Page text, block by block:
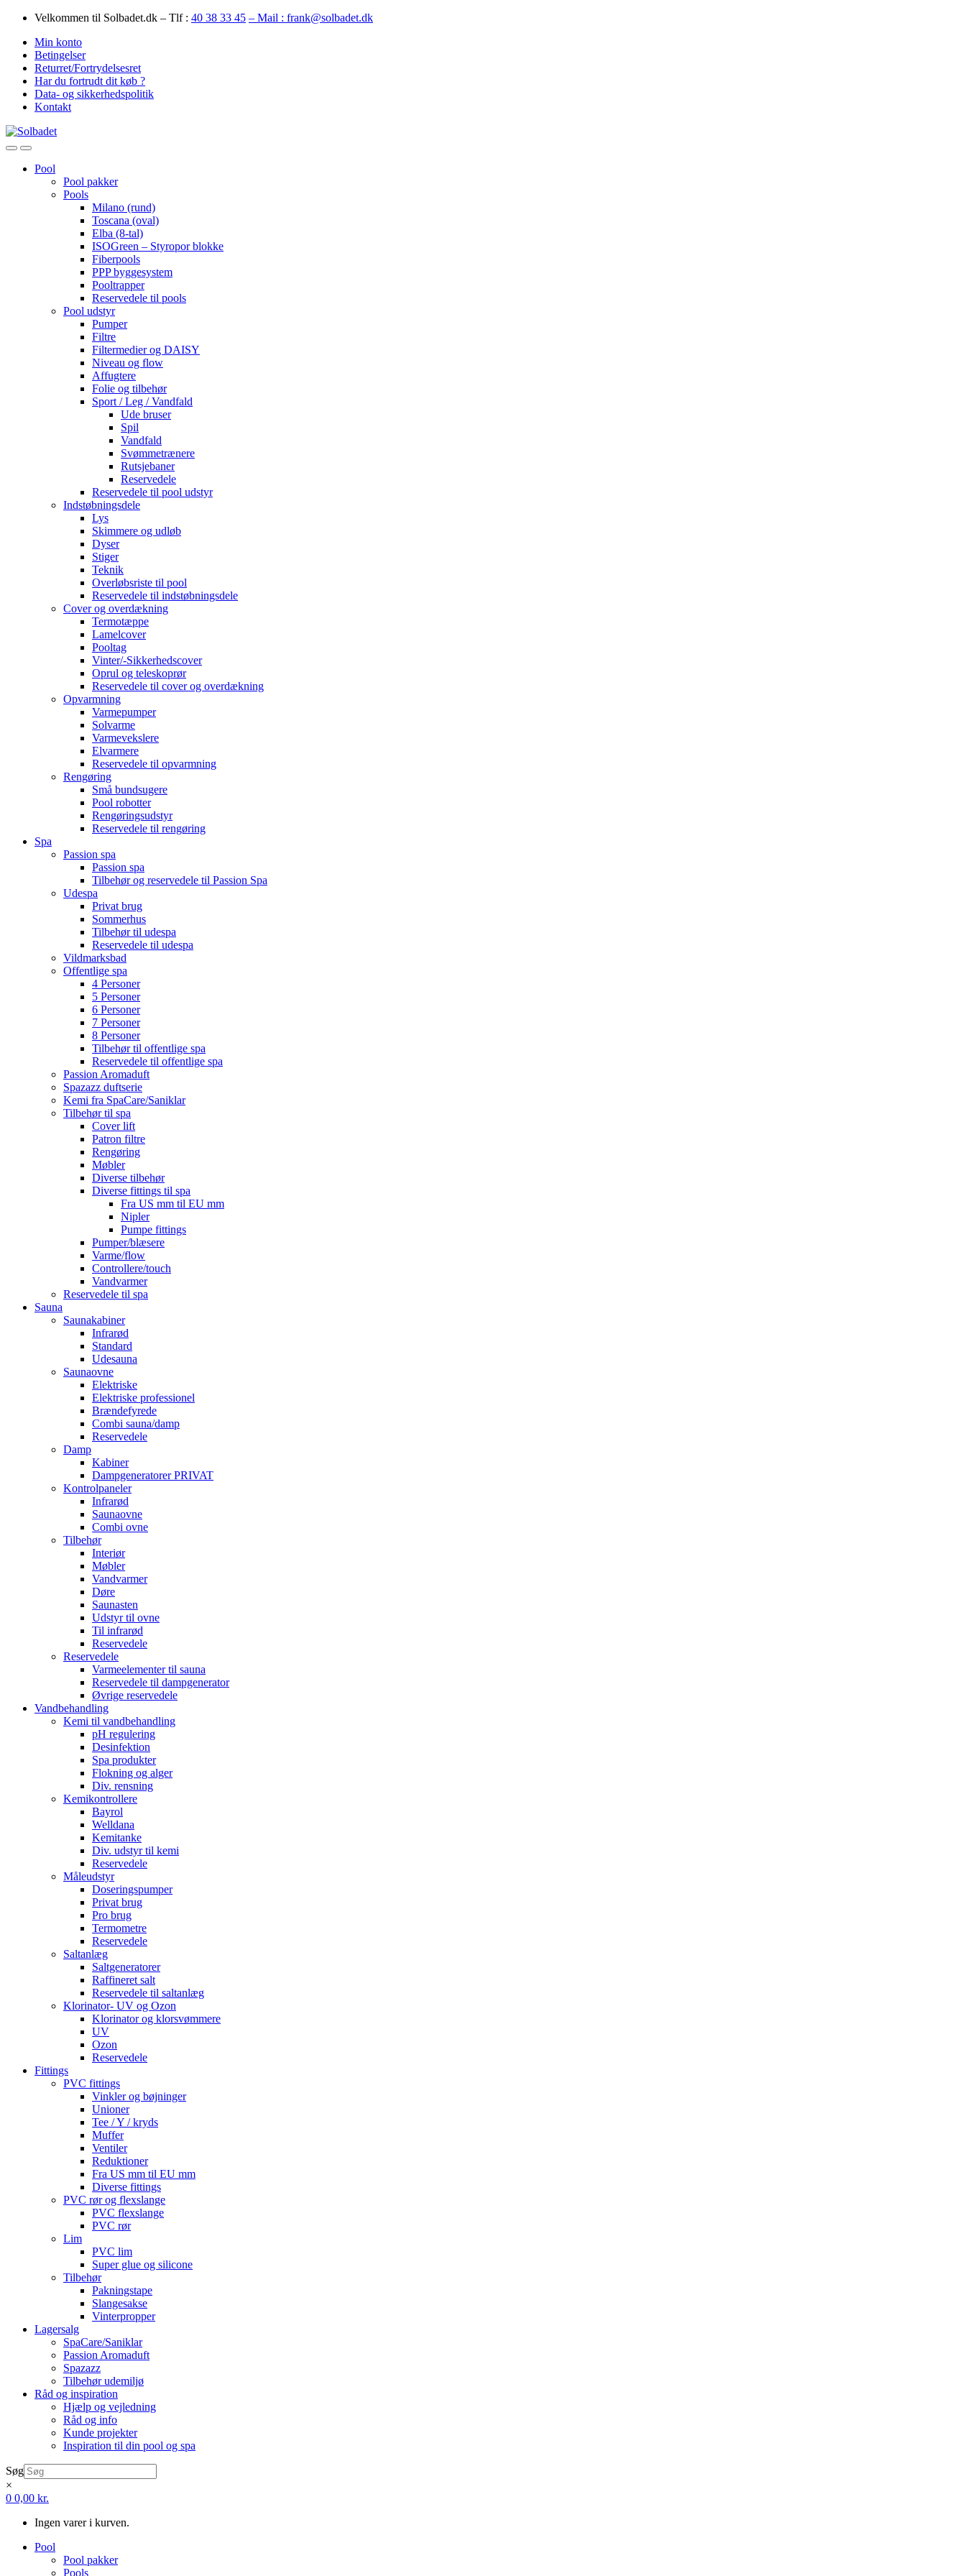
Skip
navigation
Skip
content
Velkommen til Solbadet.dk – Tlf : 40 38 33 45 – Mail : frank@solbadet.dk
Min konto
Betingelser
Returret/Fortrydelsesret
Har du fortrudt dit køb ?
Data- og sikkerhedspolitik
Kontakt
OpenClose
Pool
Pool pakker
Pools
Milano (rund)
Toscana (oval)
Elba (8-tal)
ISOGreen – Styropor blokke
Fiberpools
PPP byggesystem
Pooltrapper
Reservedele til pools
Pool udstyr
Pumper
Filtre
Filtermedier og DAISY
Niveau og flow
Affugtere
Folie og tilbehør
Sport / Leg / Vandfald
Ude bruser
Spil
Vandfald
Svømmetrænere
Rutsjebaner
Reservedele
Reservedele til pool udstyr
Indstøbningsdele
Lys
Skimmere og udløb
Dyser
Stiger
Teknik
Overløbsriste til pool
Reservedele til indstøbningsdele
Cover og overdækning
Termotæppe
Lamelcover
Pooltag
Vinter/-Sikkerhedscover
Oprul og teleskoprør
Reservedele til cover og overdækning
Opvarmning
Varmepumper
Solvarme
Varmevekslere
Elvarmere
Reservedele til opvarmning
Rengøring
Små bundsugere
Pool robotter
Rengøringsudstyr
Reservedele til rengøring
Spa
Passion spa
Passion spa
Tilbehør og reservedele til Passion Spa
Udespa
Privat brug
Sommerhus
Tilbehør til udespa
Reservedele til udespa
Vildmarksbad
Offentlige spa
4 Personer
5 Personer
6 Personer
7 Personer
8 Personer
Tilbehør til offentlige spa
Reservedele til offentlige spa
Passion Aromaduft
Spazazz duftserie
Kemi fra SpaCare/Saniklar
Tilbehør til spa
Cover lift
Patron filtre
Rengøring
Møbler
Diverse tilbehør
Diverse fittings til spa
Fra US mm til EU mm
Nipler
Pumpe fittings
Pumper/blæsere
Varme/flow
Controllere/touch
Vandvarmer
Reservedele til spa
Sauna
Saunakabiner
Infrarød
Standard
Udesauna
Saunaovne
Elektriske
Elektriske professionel
Brændefyrede
Combi sauna/damp
Reservedele
Damp
Kabiner
Dampgeneratorer PRIVAT
Kontrolpaneler
Infrarød
Saunaovne
Combi ovne
Tilbehør
Interiør
Møbler
Vandvarmer
Døre
Saunasten
Udstyr til ovne
Til infrarød
Reservedele
Reservedele
Varmeelementer til sauna
Reservedele til dampgenerator
Øvrige reservedele
Vandbehandling
Kemi til vandbehandling
pH regulering
Desinfektion
Spa produkter
Flokning og alger
Div. rensning
Kemikontrollere
Bayrol
Welldana
Kemitanke
Div. udstyr til kemi
Reservedele
Måleudstyr
Doseringspumper
Privat brug
Pro brug
Termometre
Reservedele
Saltanlæg
Saltgeneratorer
Raffineret salt
Reservedele til saltanlæg
Klorinator- UV og Ozon
Klorinator og klorsvømmere
UV
Ozon
Reservedele
Fittings
PVC fittings
Vinkler og bøjninger
Unioner
Tee / Y / kryds
Muffer
Ventiler
Reduktioner
Fra US mm til EU mm
Diverse fittings
PVC rør og flexslange
PVC flexslange
PVC rør
Lim
PVC lim
Super glue og silicone
Tilbehør
Pakningstape
Slangesakse
Vinterpropper
Lagersalg
SpaCare/Saniklar
Passion Aromaduft
Spazazz
Tilbehør udemiljø
Råd og inspiration
Hjælp og vejledning
Råd og info
Kunde projekter
Inspiration til din pool og spa
Søg
×
0 0,00 kr.
Ingen varer i kurven.
Pool
Pool pakker
Pools